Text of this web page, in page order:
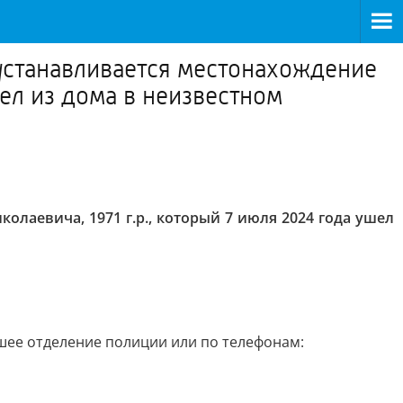
местонахождение
из дома в неизвестном
1971 г.р., который 7 июля 2024 года ушел
отделение полиции или по телефонам: